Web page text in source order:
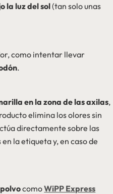
la luz del sol(tan solo unas
como intentar llevar
.
en la zona de las axilas,
elimina los olores sin
directamente sobre las
la etiqueta y, en caso de
comoWiPP Express